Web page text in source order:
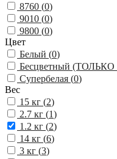
8760 (0)
9010 (0)
9800 (0)
Цвет
Белый (0)
Бесцветный
Супербелая (0)
Вес
15 кг (2)
2.7 кг (1)
1.2 кг (2)
14 кг (6)
3 кг (3)